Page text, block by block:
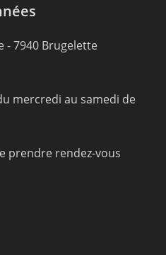
- 7940 Brugelette
mercredi au samedi de
prendre rendez-vous